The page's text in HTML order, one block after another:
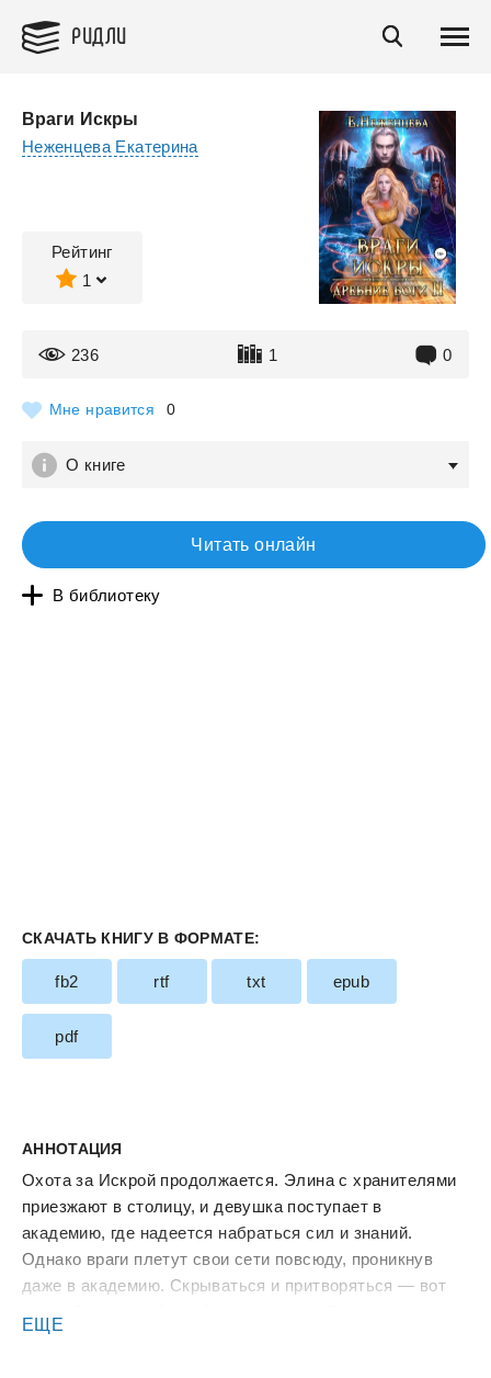
РИДЛИ
Враги Искры
Неженцева Екатерина
Рейтинг
1
236 1 0
Мне нравится 0
О книге
Читать онлайн
В библиотеку
СКАЧАТЬ КНИГУ В ФОРМАТЕ:
fb2 rtf txt epub
pdf
АННОТАЦИЯ
Охота за Искрой продолжается. Элина с хранителями
приезжают в столицу, и девушка поступает в
академию, где надеется набраться сил и знаний.
Однако враги плетут свои сети повсюду, проникнув
даже в академию. Скрываться и притворяться — вот
это сделать, когда враг подобрался слишком близко и
ЕЩЕ